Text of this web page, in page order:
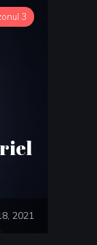
3
2021